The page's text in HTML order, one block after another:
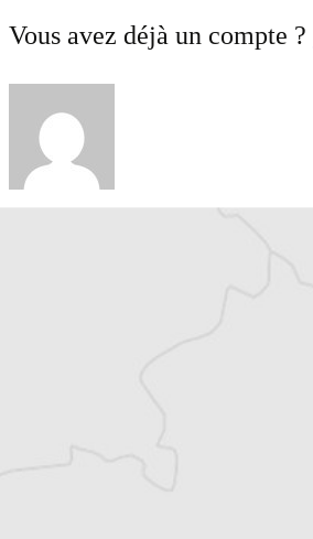
Vous avez déjà un compte ?